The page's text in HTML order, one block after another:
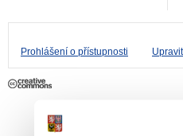
Prohlášení o přístupnosti